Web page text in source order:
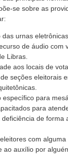
se sobre as
das urnas
de áudio com
Libras.
aos locais de
seções eleitorais
específico para
para
de forma
com alguma
ao auxílio por